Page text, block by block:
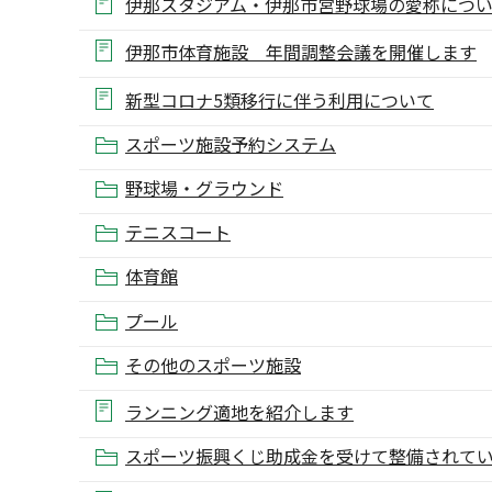
伊那市体育施設 年間調整会議を開催します
新型コロナ5類移行に伴う利用について
スポーツ施設予約システム
野球場・グラウンド
テニスコート
体育館
プール
その他のスポーツ施設
ランニング適地を紹介します
スポーツ振興くじ助成金を受けて整備されて